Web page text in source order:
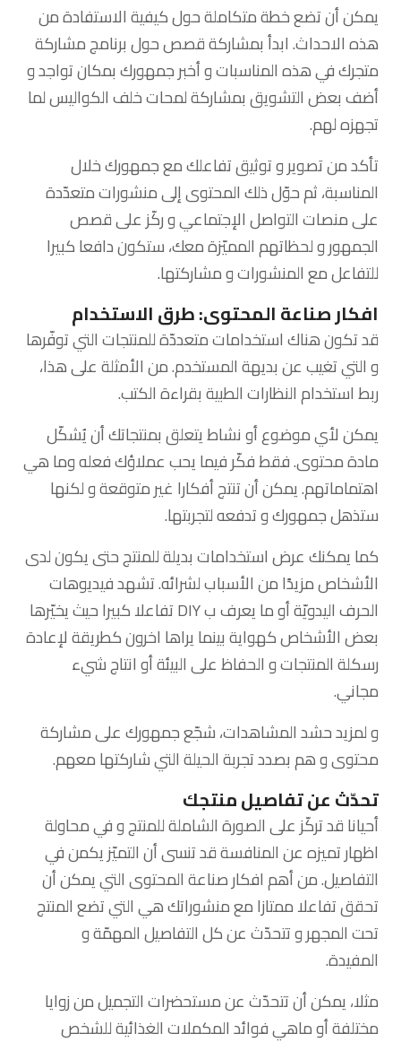
يمكن أن تضع خطة متكاملة حول كيفية الاستفادة من
هذه الاحداث. ابدأ بمشاركة قصص حول برنامج مشاركة
متجرك في هذه المناسبات و أخبر جمهورك بمكان تواجد و
أضف بعض التشويق بمشاركة لمحات خلف الكواليس لما
تجهزه لهم.
تأكد من تصوير و توثيق تفاعلك مع جمهورك خلال
المناسبة، ثم حوّل ذلك المحتوى إلى منشورات متعدّدة
على منصات التواصل الإجتماعي و ركّز على قصص
الجمهور و لحظاتهم المميّزة معك، ستكون دافعا كبيرا
للتفاعل مع المنشورات و مشاركتها.
افكار صناعة المحتوى: طرق الاستخدام
قد تكون هناك استخدامات متعددّة للمنتجات التي توفّرها
و التي تغيب عن بديهة المستخدم. من الأمثلة على هذا،
ربط استخدام النظارات الطبية بقراءة الكتب.
يمكن لأي موضوع أو نشاط يتعلق بمنتجاتك أن يُشكّل
مادة محتوى. فقط فكّر فيما يحب عملاؤك فعله وما هي
اهتماماتهم. يمكن أن تنتج أفكارا غير متوقعة و لكنها
ستذهل جمهورك و تدفعه لتجربتها.
كما يمكنك عرض استخدامات بديلة للمنتج حتى يكون لدى
الأشخاص مزيدًا من الأسباب لشرائه. تشهد فيديوهات
الحرف اليدويّة أو ما يعرف ب DIY تفاعلا كبيرا حيث يخيّرها
بعض الأشخاص كهواية بينما يراها اخرون كطريقة لإعادة
رسكلة المنتجات و الحفاظ على البيئة أو انتاج شيء
مجاني.
و لمزيد حشد المشاهدات، شجّع جمهورك على مشاركة
محتوى و هم بصدد تجربة الحيلة التي شاركتها معهم.
تحدّث عن تفاصيل منتجك
أحيانا قد تركّز على الصورة الشاملة للمنتج و في محاولة
اظهار تميزه عن المنافسة قد تنسى أن التميّز يكمن في
التفاصيل. من أهم افكار صناعة المحتوى التي يمكن أن
تحقق تفاعلا ممتازا مع منشوراتك هي التي تضع المنتج
تحت المجهر و تتحدّث عن كل التفاصيل المهمّة و
المفيدة.
مثلا، يمكن أن تتحدّث عن مستحضرات التجميل من زوايا
مختلفة أو ماهي فوائد المكملات الغذائية للشخص